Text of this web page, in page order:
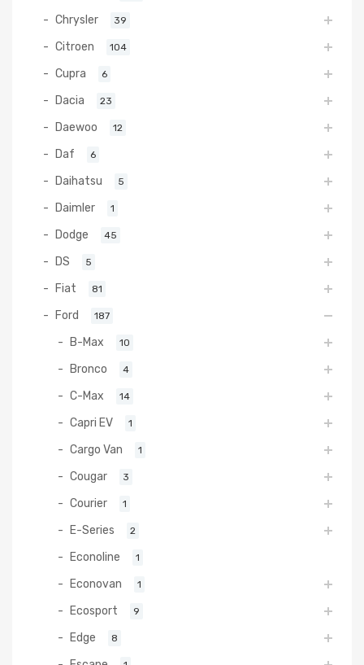
Chrysler 39
Citroen 104
Cupra 6
Dacia 23
Daewoo 12
Daf 6
Daihatsu 5
Daimler 1
Dodge 45
DS 5
Fiat 81
Ford 187
B-Max 10
Bronco 4
C-Max 14
Capri EV 1
Cargo Van 1
Cougar 3
Courier 1
E-Series 2
Econoline 1
Econovan 1
Ecosport 9
Edge 8